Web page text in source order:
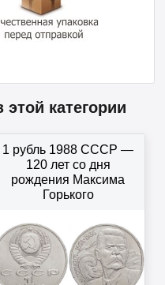
категории
1 рубль 1988 СССР —
120 лет со дня
рождения Максима
Горького